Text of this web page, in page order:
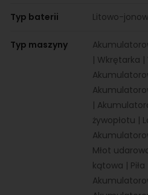
Typ baterii Litowo-
Typ maszyny
| Wkrętarka
|
żywopłotu |
Młot
kątowa |